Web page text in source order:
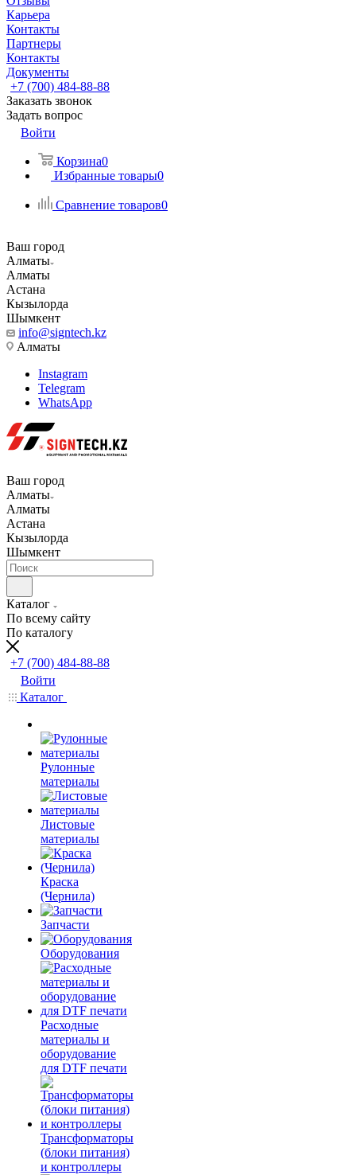
Карьера
Контакты
Партнеры
Контакты
Документы
+7 (700) 484-88-88
Заказать звонок
Задать вопрос
Войти
Корзина0
Избранные товары0
Сравнение товаров0
Ваш город
Алматы
Алматы
Астана
Кызылорда
Шымкент
info@signtech.kz
Алматы
Instagram
Telegram
WhatsApp
Ваш город
Алматы
Алматы
Астана
Кызылорда
Шымкент
Каталог
По всему сайту
По каталогу
+7 (700) 484-88-88
Войти
Каталог
Рулонные
материалы
Листовые
материалы
Краска
(Чернила)
Запчасти
Оборудования
Расходные
материалы и
оборудование
для DTF печати
Трансформаторы
(блоки питания)
и контроллеры